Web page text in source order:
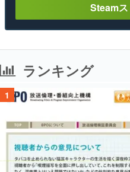
Steam
ランキング
1